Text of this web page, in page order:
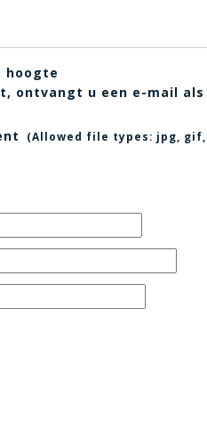
hoogte
ontvangt u een e-mail
(Allowed file types: jpg, gif,